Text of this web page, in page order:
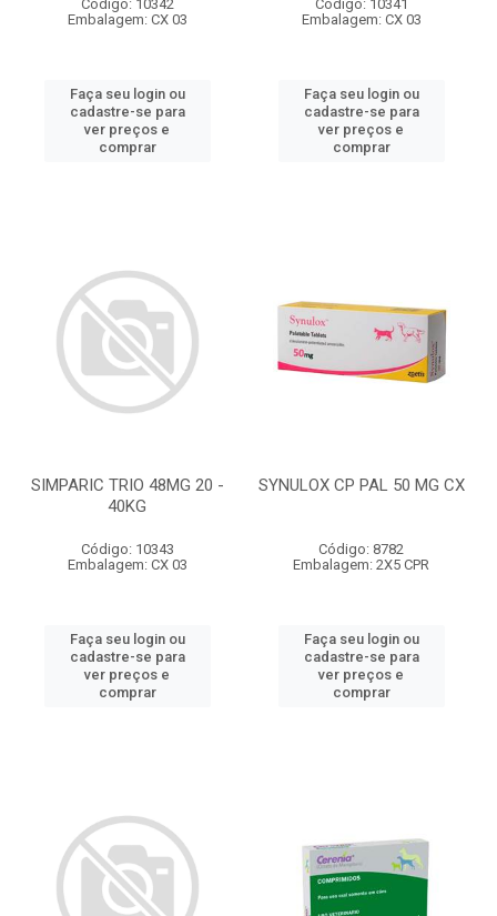
Código: 10342
Embalagem: CX 03
Faça seu login ou
cadastre-se para
ver preços e
comprar
Código: 10341
Embalagem: CX 03
Faça seu login ou
cadastre-se para
ver preços e
comprar
SIMPARIC TRIO 48MG 20 -
40KG
Código: 10343
Embalagem: CX 03
Faça seu login ou
cadastre-se para
ver preços e
comprar
SYNULOX CP PAL 50 MG CX
Código: 8782
Embalagem: 2X5 CPR
Faça seu login ou
cadastre-se para
ver preços e
comprar